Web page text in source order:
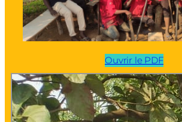
Ouvrir le PDF